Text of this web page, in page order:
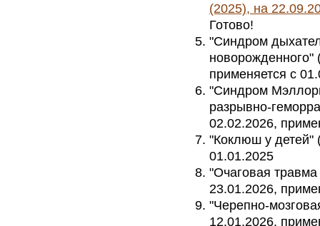
(2025), на
Готово!
"Синдром
новорожденного"
применяется с
"Синдром
разрывно-
02.02.2026,
"Коклюш у детей"
01.01.2025
"Очаговая травма
23.01.2026,
"Черепно-
12.01.2026,